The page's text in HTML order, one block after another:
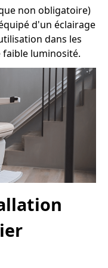
non obligatoire)
d'un éclairage
dans les
faible luminosité.